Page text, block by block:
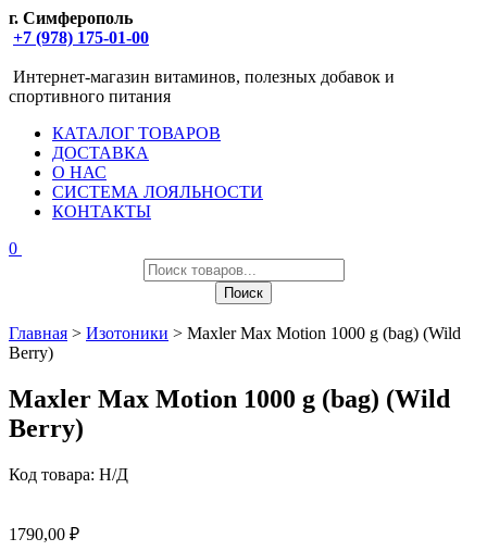
г. Симферополь
+7 (978) 175-01-00
Интернет-магазин витаминов, полезных добавок и
спортивного питания
КАТАЛОГ ТОВАРОВ
ДОСТАВКА
О НАС
СИСТЕМА ЛОЯЛЬНОСТИ
КОНТАКТЫ
0
Поиск
товаров
Поиск
Главная > Изотоники > Maxler Max Motion 1000 g (bag) (Wild
Berry)
Maxler Max Motion 1000 g (bag) (Wild
Berry)
Код товара: Н/Д
1790,00 ₽